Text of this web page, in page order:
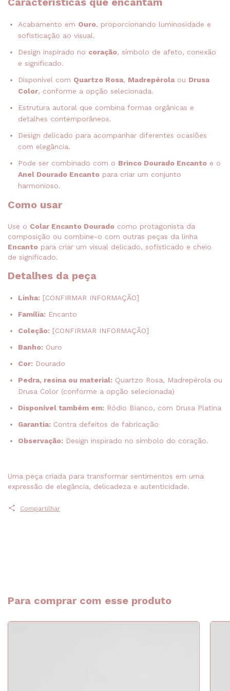
Acabamento em Ouro, proporcionando luminosidade e
sofisticação ao visual.
Design inspirado no coração, símbolo de afeto, conexão
e significado.
Disponível com Quartzo Rosa, Madrepérola ou Drusa
Color, conforme a opção selecionada.
Estrutura autoral que combina formas orgânicas e
detalhes contemporâneos.
Design delicado para acompanhar diferentes ocasiões
com elegância.
Pode ser combinado com o Brinco Dourado Encanto e o
Anel Dourado Encanto para criar um conjunto
harmonioso.
Como usar
Use o Colar Encanto Dourado como protagonista da
composição ou combine-o com outras peças da linha
Encanto para criar um visual delicado, sofisticado e cheio
de significado.
Detalhes da peça
Linha: [CONFIRMAR INFORMAÇÃO]
Família: Encanto
Coleção: [CONFIRMAR INFORMAÇÃO]
Banho: Ouro
Cor: Dourado
Pedra, resina ou material: Quartzo Rosa, Madrepérola ou
Drusa Color (conforme a opção selecionada)
Disponível também em: Ródio Bianco, com Drusa Platina
Garantia: Contra defeitos de fabricação
Observação: Design inspirado no símbolo do coração.
Uma peça criada para transformar sentimentos em uma
expressão de elegância, delicadeza e autenticidade.
Compartilhar
Para comprar com esse produto